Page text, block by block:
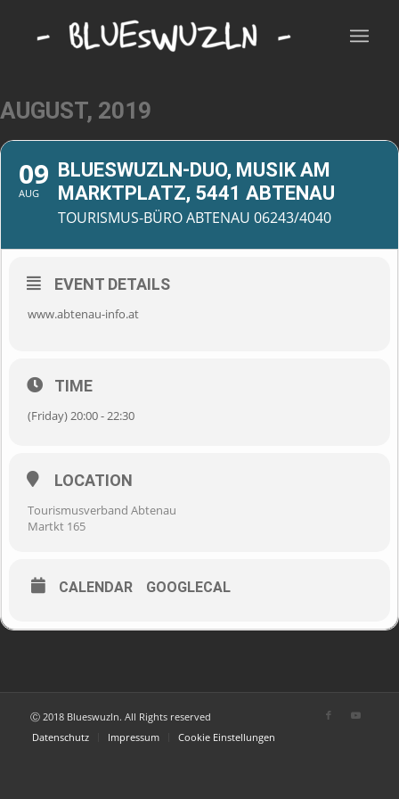
AUGUST, 2019
09
AUG
BLUESWUZLN-DUO, MUSIK AM
MARKTPLATZ, 5441 ABTENAU
TOURISMUS-BÜRO ABTENAU 06243/4040
EVENT DETAILS
www.abtenau-info.at
TIME
(Friday) 20:00 - 22:30
LOCATION
Tourismusverband Abtenau
Martkt 165
CALENDAR GOOGLECAL
Ⓒ 2018 Blueswuzln. All Rights reserved
Datenschutz
Impressum Cookie Einstellungen